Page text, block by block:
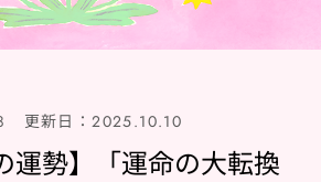
更新日： 2025.10.10
運勢】「運命の大転換